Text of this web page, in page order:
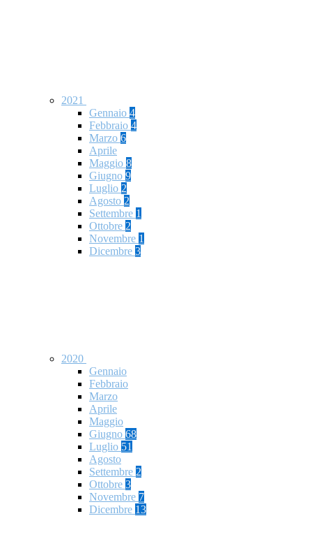
2021
Gennaio 4
Febbraio 4
Marzo 6
Aprile
Maggio 8
Giugno 9
Luglio 2
Agosto 2
Settembre 1
Ottobre 2
Novembre 1
Dicembre 3
2020
Gennaio
Febbraio
Marzo
Aprile
Maggio
Giugno 68
Luglio 51
Agosto
Settembre 2
Ottobre 3
Novembre 7
Dicembre 13